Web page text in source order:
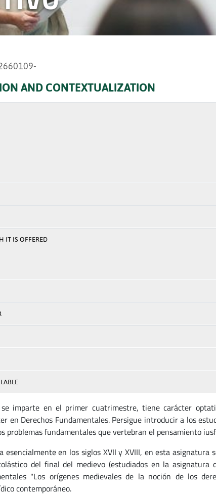
AND CONTEXTUALIZATION
IT IS OFFERED
imparte en el primer cuatrimestre, tiene carácter
en Derechos Fundamentales. Persigue introducir a los
problemas fundamentales que vertebran el pensamiento
esencialmente en los siglos XVII y XVIII, en esta
del final del medievo (estudiados en la
"Los orígenes medievales de la noción de los
contemporáneo.